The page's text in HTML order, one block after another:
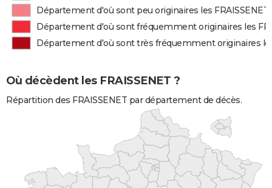
Département d'où sont peu originaires les FRAISSENET
Département d'où sont fréquemment originaires les
Département d'où sont très fréquemment originaires
Où décèdent les FRAISSENET ?
Répartition des FRAISSENET par département de décès.